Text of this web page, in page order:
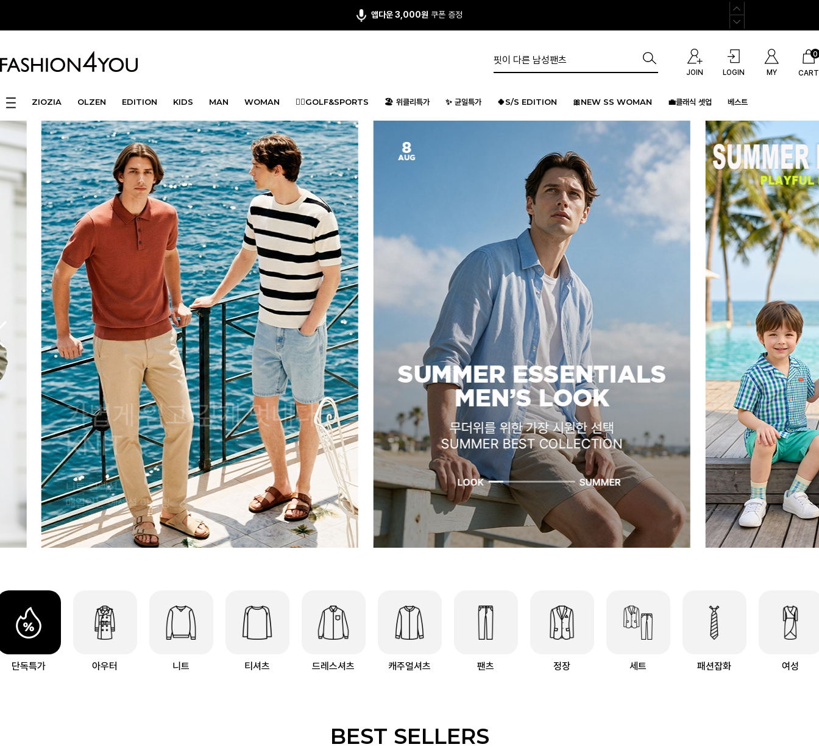
회원 가입시 최대 15,000원 쿠폰팩
JOIN LOGIN MY CART
0
ZIOZIA OLZEN EDITION KIDS MAN WOMAN 🏌️‍♂️GOLF&SPORTS 🏖️ 위클리특가 ✨ 균일특가 🍀S/S EDITION 🎀NEW SS WOMAN 💼클래식 셋업 베스트
단독특가 아우터 니트 티셔츠 드레스셔츠 캐주얼셔츠 팬츠 정장 세트 패션잡화 여성
BEST SELLERS